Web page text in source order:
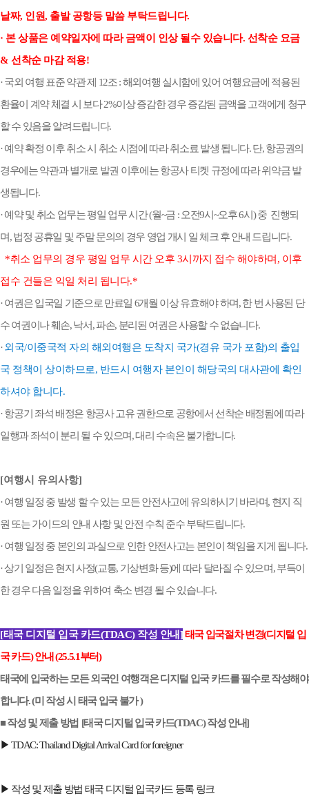
날짜, 인원, 출발 공항등 말씀 부탁드립니다.
· 본 상품은 예약일자에 따라 금액이 인상 될수 있습니다. 선착순 요금
& 선착순 마감 적용!
· 국외 여행 표준 약관 제 12조 : 해외여행 실시함에 있어 여행요금에 적용된
환율이 계약 체결 시 보다 2%이상 증감한 경우 증감된 금액을 고객에게 청구
할 수 있음을 알려드립니다.
· 예약 확정 이후 취소 시 취소 시점에 따라 취소료 발생 됩니다. 단, 항공권의
경우에는 약관과 별개로 발권 이후에는 항공사 티켓 규정에 따라 위약금 발
생됩니다.
· 예약 및 취소 업무는 평일 업무 시간 (월~금 : 오전9시~오후 6시) 중 진행되
며, 법정 공휴일 및 주말 문의의 경우 영업 개시 일 체크 후 안내 드립니다.
*취소 업무의 경우 평일 업무 시간 오후 3시까지 접수 해야하며, 이후
접수 건들은 익일 처리 됩니다.*
· 여권은 입국일 기준으로 만료일 6개월 이상 유효해야 하며,한 번 사용된 단
수 여권이나 훼손, 낙서, 파손, 분리된 여권은 사용할 수 없습니다.
·외국/이중국적 자의 해외여행은 도착지 국가(경유 국가 포함)의 출입
국 정책이 상이하므로, 반드시 여행자 본인이 해당국의 대사관에 확인
하셔야 합니다.
· 항공기 좌석 배정은 항공사 고유 권한으로 공항에서 선착순 배정됨에 따라
일행과 좌석이 분리 될 수 있으며, 대리 수속은 불가합니다.
[여행시 유의사항]
· 여행 일정 중 발생 할 수 있는 모든 안전사고에 유의하시기 바라며, 현지 직
원 또는 가이드의 안내 사항 및 안전 수칙 준수 부탁드립니다.
· 여행 일정 중 본인의 과실으로 인한 안전사고는 본인이 책임을 지게 됩니다.
· 상기 일정은 현지 사정(교통, 기상변화 등)에 따라 달라질 수 있으며, 부득이
한 경우 다음 일정을 위하여 축소 변경 될 수 있습니다.
[태국 디지털 입국 카드(TDAC) 작성 안내]태국 입국절차 변경(디지털 입
국 카드) 안내 (25.5.1부터)
태국에 입국하는 모든 외국인 여행객은 디지털 입국 카드를 필수로 작성해야
합니다. (미 작성 시 태국 입국 불가 )
■ 작성 및 제출 방법 [태국 디지털 입국 카드(TDAC) 작성 안내]
▶ TDAC: Thailand Digital Arrival Card for foreigner
▶ 작성 및 제출 방법 태국 디지털 입국카드 등록 링크